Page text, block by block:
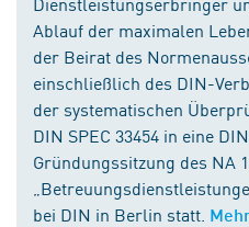
Ablauf der maximalen
der Beirat des
einschließlich des DIN-
der systematischen
DIN SPEC 33454 in eine
Gründungssitzung des NA
bei DIN in Berlin statt.